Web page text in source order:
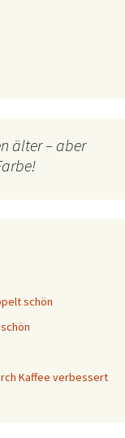
älter – aber
schön
Kaffee verbessert